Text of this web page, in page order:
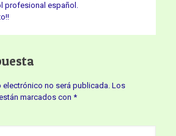
profesional español.
electrónico no será publicada. Los
marcados con *